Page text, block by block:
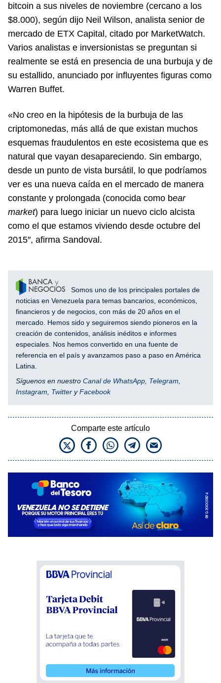
bitcoin a sus niveles de noviembre (cercano a los
$8.000), según dijo Neil Wilson, analista senior de
mercado de ETX Capital, citado por MarketWatch.
Varios analistas e inversionistas se preguntan si
realmente se está en presencia de una burbuja y de
su estallido, anunciado por influyentes figuras como
Warren Buffet.
«No creo en la hipótesis de la burbuja de las
criptomonedas, más allá de que existan muchos
esquemas fraudulentos en este ecosistema que es
natural que vayan desapareciendo. Sin embargo,
desde un punto de vista bursátil, lo que podríamos
ver es una nueva caída en el mercado de manera
constante y prolongada (conocida como bear
market) para luego iniciar un nuevo ciclo alcista
como el que estamos viviendo desde octubre del
2015″, afirma Sandoval.
Somos uno de los principales portales de
noticias en Venezuela para temas bancarios, económicos,
financieros y de negocios, con más de 20 años en el
mercado. Hemos sido y seguiremos siendo pioneros en la
creación de contenidos, análisis inéditos e informes
especiales. Nos hemos convertido en una fuente de
referencia en el país y avanzamos paso a paso en América
Latina.
Síguenos en nuestro Canal de WhatsApp Telegram
Instagram
Twitter yFacebook
Comparte este artículo